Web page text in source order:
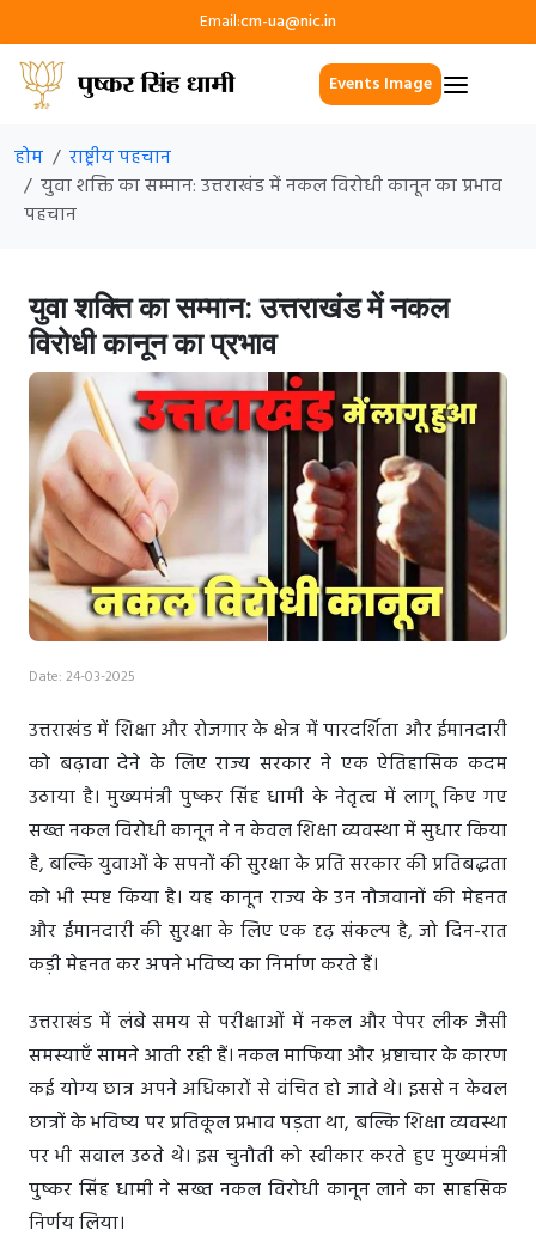
Email:cm-ua@nic.in
Events Image
होम
राष्ट्रीय पहचान
युवा शक्ति का सम्मान: उत्तराखंड में नकल विरोधी कानून का प्रभाव
पहचान
युवा शक्ति का सम्मान: उत्तराखंड में नकल
विरोधी कानून का प्रभाव
Date: 24-03-2025
उत्तराखंड में शिक्षा और रोजगार के क्षेत्र में पारदर्शिता और ईमानदारी
को बढ़ावा देने के लिए राज्य सरकार ने एक ऐतिहासिक कदम
उठाया है। मुख्यमंत्री पुष्कर सिंह धामी के नेतृत्व में लागू किए गए
सख्त नकल विरोधी कानून ने न केवल शिक्षा व्यवस्था में सुधार किया
है, बल्कि युवाओं के सपनों की सुरक्षा के प्रति सरकार की प्रतिबद्धता
को भी स्पष्ट किया है। यह कानून राज्य के उन नौजवानों की मेहनत
और ईमानदारी की सुरक्षा के लिए एक दृढ़ संकल्प है, जो दिन-रात
कड़ी मेहनत कर अपने भविष्य का निर्माण करते हैं।
उत्तराखंड में लंबे समय से परीक्षाओं में नकल और पेपर लीक जैसी
समस्याएँ सामने आती रही हैं। नकल माफिया और भ्रष्टाचार के कारण
कई योग्य छात्र अपने अधिकारों से वंचित हो जाते थे। इससे न केवल
छात्रों के भविष्य पर प्रतिकूल प्रभाव पड़ता था, बल्कि शिक्षा व्यवस्था
पर भी सवाल उठते थे। इस चुनौती को स्वीकार करते हुए मुख्यमंत्री
पुष्कर सिंह धामी ने सख्त नकल विरोधी कानून लाने का साहसिक
निर्णय लिया।